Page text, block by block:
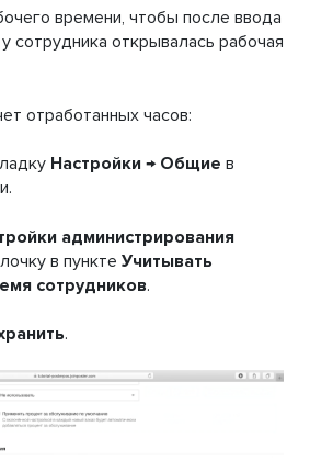
времени, чтобы после ввода
сотрудника открывалась рабочая
отработанных часов:
Настройки → Общие в
администрирования
в пункте Учитывать
сотрудников.
.